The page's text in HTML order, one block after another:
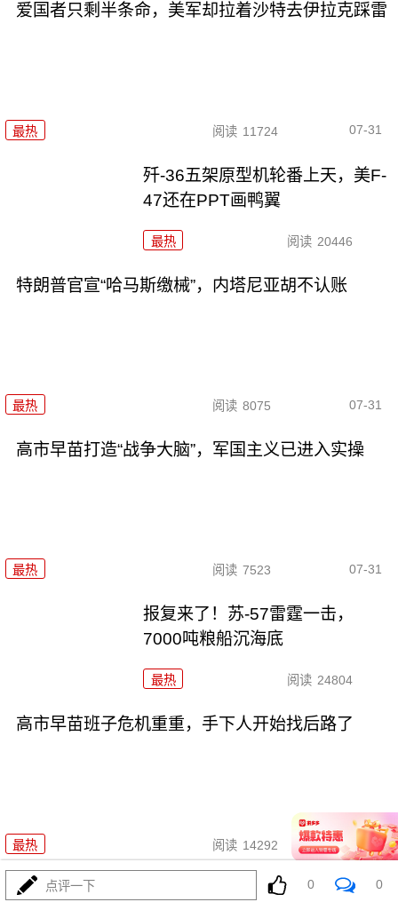
爱国者只剩半条命，美军却拉着沙特去伊拉克踩雷
最热 阅读 11724 07-31
歼-36五架原型机轮番上天，美F-
47还在PPT画鸭翼
最热 阅读 20446
特朗普官宣“哈马斯缴械”，内塔尼亚胡不认账
最热 阅读 8075 07-31
高市早苗打造“战争大脑”，军国主义已进入实操
最热 阅读 7523 07-31
报复来了！苏-57雷霆一击，
7000吨粮船沉海底
最热 阅读 24804
高市早苗班子危机重重，手下人开始找后路了
最热 阅读 14292 07-31
导弹雨落，F35折翼：中东这盘
点评一下 0 0